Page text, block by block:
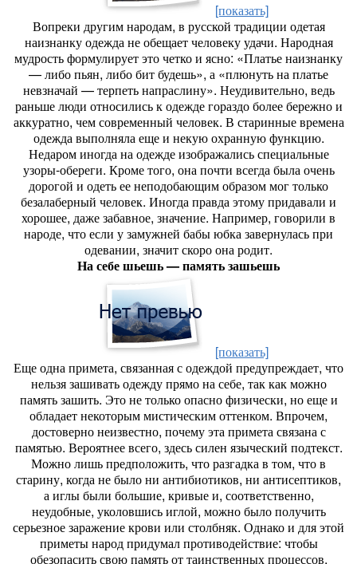
[показать]
Вопреки другим народам, в русской традиции одетая
наизнанку одежда не обещает человеку удачи. Народная
мудрость формулирует это четко и ясно: «Платье наизнанку
— либо пьян, либо бит будешь», а «плюнуть на платье
невзначай — терпеть напраслину». Неудивительно, ведь
раньше люди относились к одежде гораздо более бережно и
аккуратно, чем современный человек. В старинные времена
одежда выполняла еще и некую охранную функцию.
Недаром иногда на одежде изображались специальные
узоры-обереги. Кроме того, она почти всегда была очень
дорогой и одеть ее неподобающим образом мог только
безалаберный человек. Иногда правда этому придавали и
хорошее, даже забавное, значение. Например, говорили в
народе, что если у замужней бабы юбка завернулась при
одевании, значит скоро она родит.
На себе шьешь — память зашьешь
[показать]
Еще одна примета, связанная с одеждой предупреждает, что
нельзя зашивать одежду прямо на себе, так как можно
память зашить. Это не только опасно физически, но еще и
обладает некоторым мистическим оттенком. Впрочем,
достоверно неизвестно, почему эта примета связана с
памятью. Вероятнее всего, здесь силен языческий подтекст.
Можно лишь предположить, что разгадка в том, что в
старину, когда не было ни антибиотиков, ни антисептиков,
а иглы были большие, кривые и, соответственно,
неудобные, уколовшись иглой, можно было получить
серьезное заражение крови или столбняк. Однако и для этой
приметы народ придумал противодействие: чтобы
обезопасить свою память от таинственных процессов,